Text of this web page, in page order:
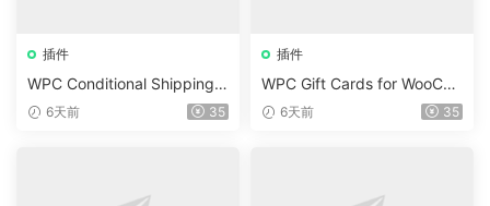
插件
WPC Conditional Shipping &
Payments (Premium) v1.0.2
6天前 35
插件
WPC Gift Cards for WooCo
mmerce (Premium) v1.0.2
6天前 35